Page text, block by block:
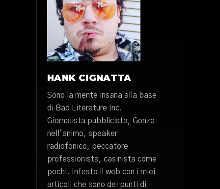
HANK CIGNATTA
Sono la mente insana alla base
di Bad Literature Inc.
Giornalista pubblicista, Gonzo
nell’animo, speaker
radiofonico, peccatore
professionista, casinista come
pochi. Infesto il web con i miei
articoli che sono dei punti di